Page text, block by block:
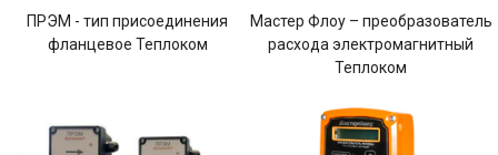
ПРЭМ - тип присоединения
фланцевое Теплоком
Мастер Флоу – преобразователь
расхода электромагнитный
Теплоком